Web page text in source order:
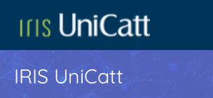
IRIS UniCatt